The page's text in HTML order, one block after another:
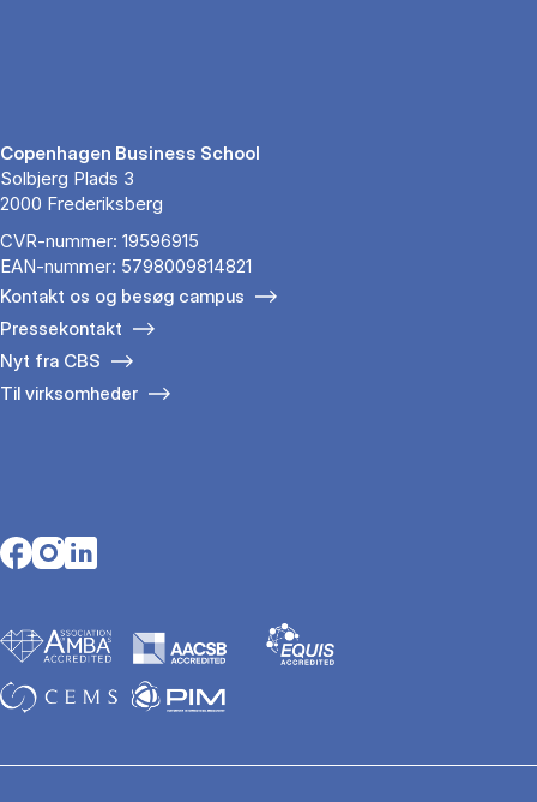
Copenhagen Business School
Solbjerg Plads 3
2000 Frederiksberg
CVR-nummer: 19596915
EAN-nummer: 5798009814821
Kontakt os og besøg campus
Pressekontakt
Nyt fra CBS
Til virksomheder
Opens in a new tab
Opens in a new tab
Opens in a new tab